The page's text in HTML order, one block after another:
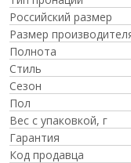
Российский размер
Размер
Полнота
Стиль
Сезон
Пол
Вес с упаковкой, г
Гарантия
Код продавца